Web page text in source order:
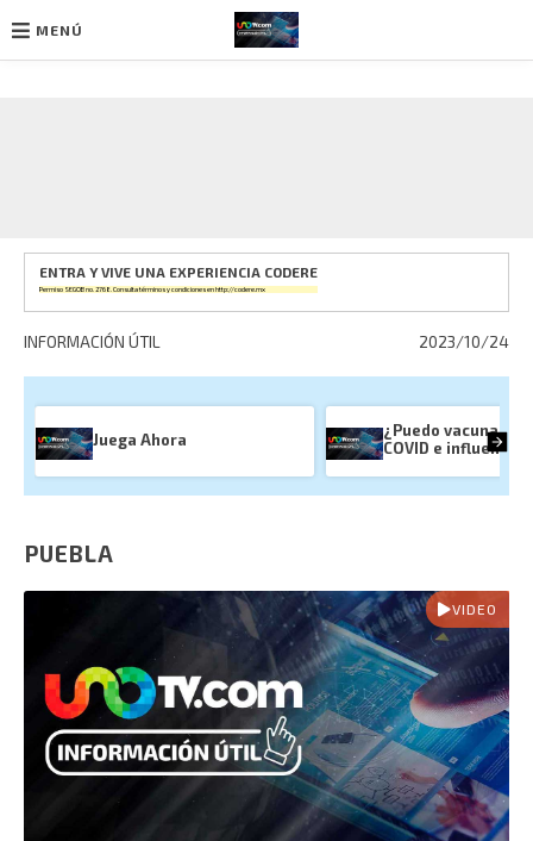
MENÚ
ENTRA Y VIVE UNA EXPERIENCIA CODERE
Permiso SEGOB no. 2768. Consulta términos y condiciones enhttp://codere.mx
INFORMACIÓN ÚTIL 2023/10/24
Juega Ahora
¿Puedo
COVID e influenza?
PUEBLA
VIDEO